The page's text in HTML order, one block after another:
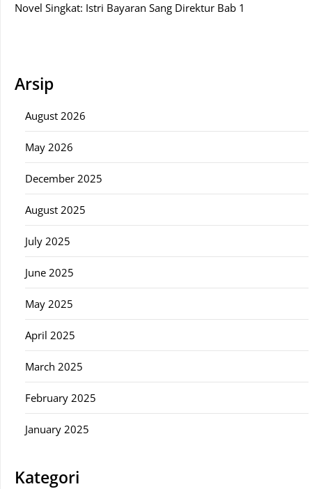
Novel Singkat: Istri Bayaran Sang Direktur Bab 1
Arsip
August 2026
May 2026
December 2025
August 2025
July 2025
June 2025
May 2025
April 2025
March 2025
February 2025
January 2025
Kategori